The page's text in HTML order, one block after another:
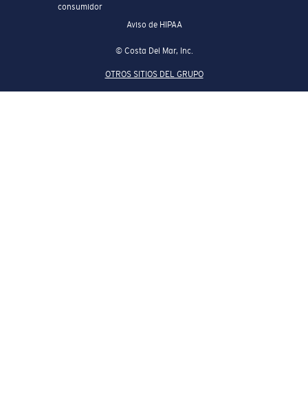
consumidor
Aviso de HIPAA
© Costa Del Mar, Inc.
OTROS SITIOS DEL GRUPO